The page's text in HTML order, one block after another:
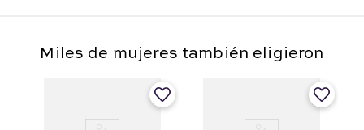
Miles de mujeres también eligieron